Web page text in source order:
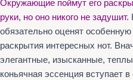
Окружающие поймут его
руки, но оно никого не задушит.
обязательно оценят
раскрытия интересных нот.
элегантные, изысканные,
коньячная эссенция вступает в